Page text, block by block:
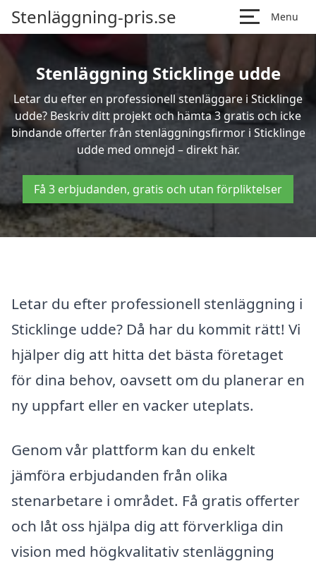
Stenläggning-pris.se Menu
Stenläggning Sticklinge udde
Letar du efter en professionell stenläggare i Sticklinge
udde? Beskriv ditt projekt och hämta 3 gratis och icke
bindande offerter från stenläggningsfirmor i Sticklinge
udde med omnejd – direkt här.
Få 3 erbjudanden, gratis och utan förpliktelser
Letar du efter professionell stenläggning i
Sticklinge udde? Då har du kommit rätt! Vi
hjälper dig att hitta det bästa företaget
för dina behov, oavsett om du planerar en
ny uppfart eller en vacker uteplats.
Genom vår plattform kan du enkelt
jämföra erbjudanden från olika
stenarbetare i området. Få gratis offerter
och låt oss hjälpa dig att förverkliga din
vision med högkvalitativ stenläggning